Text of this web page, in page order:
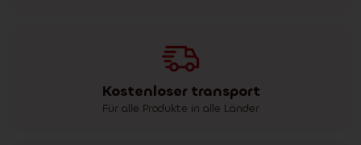
Kostenloser transport
Für alle Produkte in alle Länder